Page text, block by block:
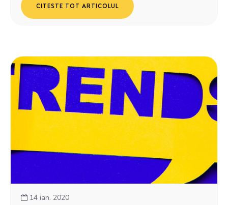
CITESTE TOT ARTICOLUL
14 ian. 2020